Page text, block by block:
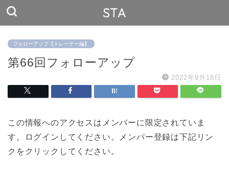
STA
フォローアップ【トレーナー編】
第66回フォローアップ
2022年9月18日
この情報へのアクセスはメンバーに限定されていま
す。ログインしてください。メンバー登録は下記リン
クをクリックしてください。